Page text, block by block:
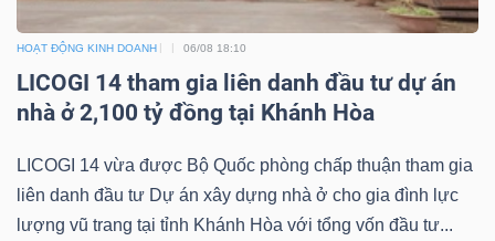
HOẠT ĐỘNG KINH DOANH 06/08 18:10
LICOGI 14 tham gia liên danh đầu tư dự án
nhà ở 2,100 tỷ đồng tại Khánh Hòa
LICOGI 14 vừa được Bộ Quốc phòng chấp thuận tham gia
liên danh đầu tư Dự án xây dựng nhà ở cho gia đình lực
lượng vũ trang tại tỉnh Khánh Hòa với tổng vốn đầu tư...
Tin
tức
(-)